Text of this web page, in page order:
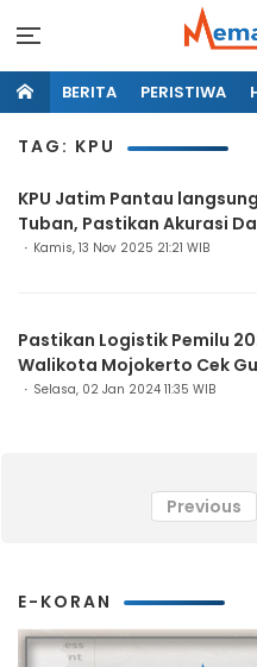
BERITA PERISTIWA
TAG: KPU
KPU Jatim Pantau
Tuban, Pastikan Akurasi
Kamis, 13 Nov 2025 21:21 WIB
Pastikan Logistik Pemilu
Walikota Mojokerto Cek
Selasa, 02 Jan 2024 11:35 WIB
Previous
E-KORAN